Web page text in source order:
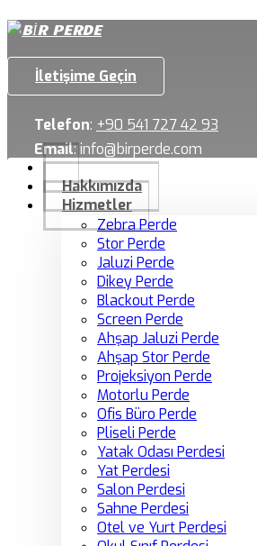
İletişime Geçin
Telefon: +90 541 727 42 93
Email:info@birperde.com
Hakkımızda
Hizmetler
Zebra Perde
Stor Perde
Jaluzi Perde
Dikey Perde
Blackout Perde
Screen Perde
Ahşap Jaluzi Perde
Ahşap Stor Perde
Projeksiyon Perde
Motorlu Perde
Ofis Büro Perde
Pliseli Perde
Yatak Odası Perdesi
Yat Perdesi
Salon Perdesi
Sahne Perdesi
Otel ve Yurt Perdesi